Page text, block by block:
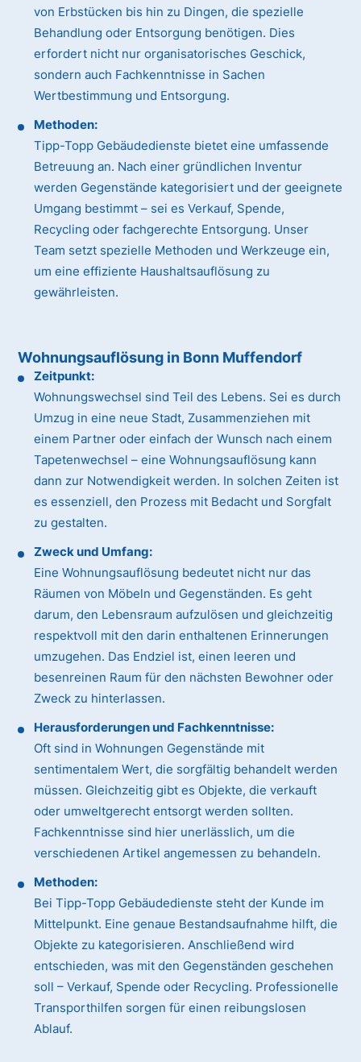
von Erbstücken bis hin zu Dingen, die spezielle
Behandlung oder Entsorgung benötigen. Dies
erfordert nicht nur organisatorisches Geschick,
sondern auch Fachkenntnisse in Sachen
Wertbestimmung und Entsorgung.
Methoden:
Tipp-Topp Gebäudedienste bietet eine umfassende
Betreuung an. Nach einer gründlichen Inventur
werden Gegenstände kategorisiert und der geeignete
Umgang bestimmt – sei es Verkauf, Spende,
Recycling oder fachgerechte Entsorgung. Unser
Team setzt spezielle Methoden und Werkzeuge ein,
um eine effiziente Haushaltsauflösung zu
gewährleisten.
Wohnungsauflösung in Bonn Muffendorf
Zeitpunkt:
Wohnungswechsel sind Teil des Lebens. Sei es durch
Umzug in eine neue Stadt, Zusammenziehen mit
einem Partner oder einfach der Wunsch nach einem
Tapetenwechsel – eine Wohnungsauflösung kann
dann zur Notwendigkeit werden. In solchen Zeiten ist
es essenziell, den Prozess mit Bedacht und Sorgfalt
zu gestalten.
Zweck und Umfang:
Eine Wohnungsauflösung bedeutet nicht nur das
Räumen von Möbeln und Gegenständen. Es geht
darum, den Lebensraum aufzulösen und gleichzeitig
respektvoll mit den darin enthaltenen Erinnerungen
umzugehen. Das Endziel ist, einen leeren und
besenreinen Raum für den nächsten Bewohner oder
Zweck zu hinterlassen.
Herausforderungen und Fachkenntnisse:
Oft sind in Wohnungen Gegenstände mit
sentimentalem Wert, die sorgfältig behandelt werden
müssen. Gleichzeitig gibt es Objekte, die verkauft
oder umweltgerecht entsorgt werden sollten.
Fachkenntnisse sind hier unerlässlich, um die
verschiedenen Artikel angemessen zu behandeln.
Methoden:
Bei Tipp-Topp Gebäudedienste steht der Kunde im
Mittelpunkt. Eine genaue Bestandsaufnahme hilft, die
Objekte zu kategorisieren. Anschließend wird
entschieden, was mit den Gegenständen geschehen
soll – Verkauf, Spende oder Recycling. Professionelle
Transporthilfen sorgen für einen reibungslosen
Ablauf.